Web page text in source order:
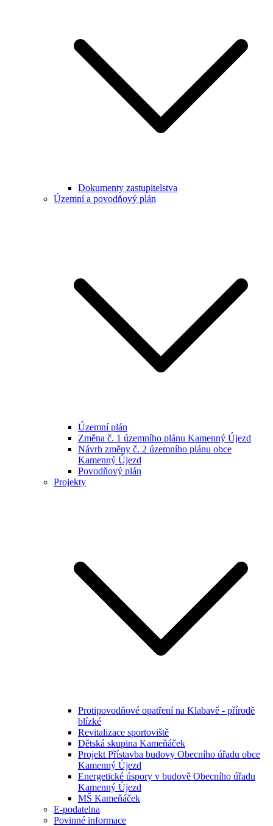
Dokumenty zastupitelstva
Územní a povodňový plán
Územní plán
Změna č. 1 územního plánu Kamenný Újezd
Návrh změny č. 2 územního plánu obce
Kamenný Újezd
Povodňový plán
Projekty
Protipovodňové opatření na Klabavě - přírodě
blízké
Revitalizace sportoviště
Dětská skupina Kameňáček
Projekt Přístavba budovy Obecního úřadu obce
Kamenný Újezd
Energetické úspory v budově Obecního úřadu
Kamenný Újezd
MŠ Kameňáček
E-podatelna
Povinné informace